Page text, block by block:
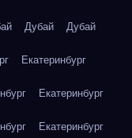
Дубай Дубай
Екатеринбург
Екатеринбург
Екатеринбург